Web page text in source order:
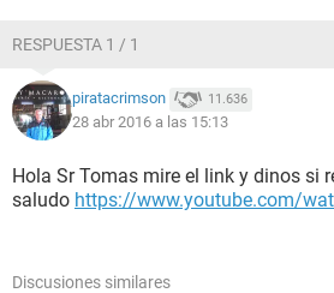
RESPUESTA 1 / 1
piratacrimson 11.636
28 abr 2016 a las 15:13
Hola Sr Tomas mire el link y dinos si
saludo https://www.youtube.com/
Discusiones similares